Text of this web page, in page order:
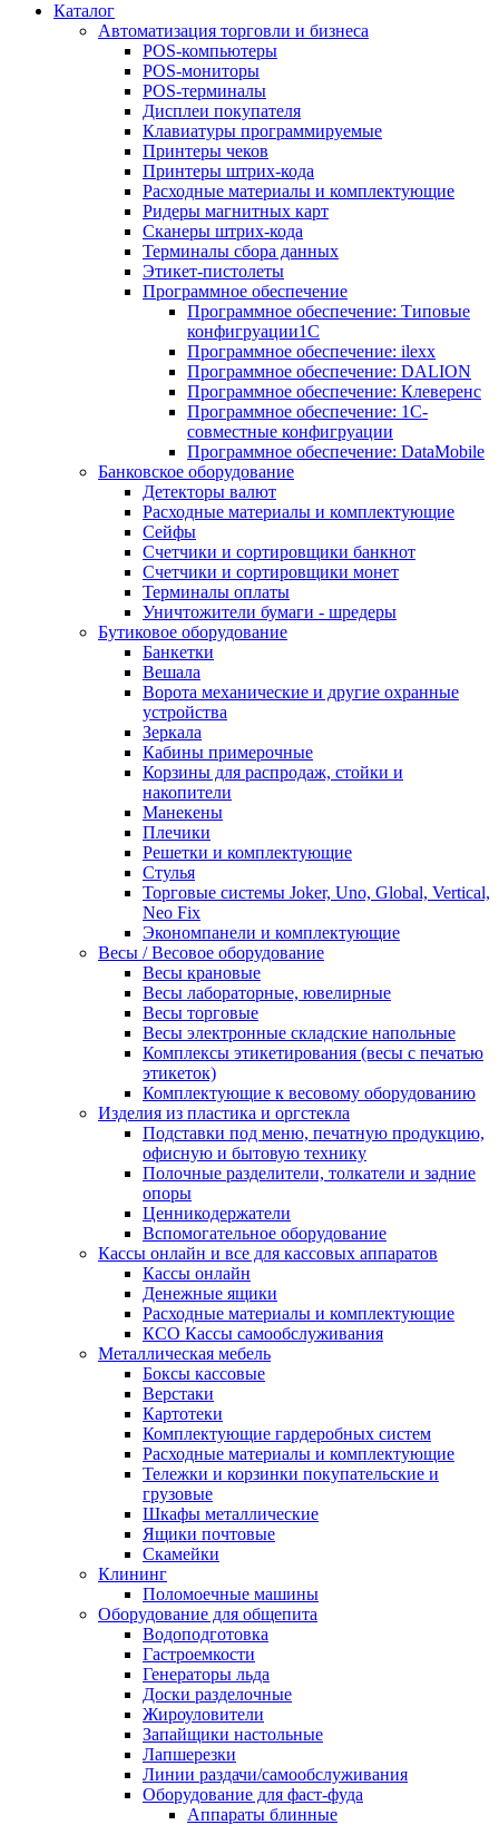
Каталог
Автоматизация торговли и бизнеса
POS-компьютеры
POS-мониторы
POS-терминалы
Дисплеи покупателя
Клавиатуры программируемые
Принтеры чеков
Принтеры штрих-кода
Расходные материалы и комплектующие
Ридеры магнитных карт
Сканеры штрих-кода
Терминалы сбора данных
Этикет-пистолеты
Программное обеспечение
Программное обеспечение: Типовые
конфигруации1С
Программное обеспечение: ilexx
Программное обеспечение: DALION
Программное обеспечение: Клеверенс
Программное обеспечение: 1С-
совместные конфигруации
Программное обеспечение: DataMobile
Банковское оборудование
Детекторы валют
Расходные материалы и комплектующие
Сейфы
Счетчики и сортировщики банкнот
Счетчики и сортировщики монет
Терминалы оплаты
Уничтожители бумаги - шредеры
Бутиковое оборудование
Банкетки
Вешала
Ворота механические и другие охранные
устройства
Зеркала
Кабины примерочные
Корзины для распродаж, стойки и
накопители
Манекены
Плечики
Решетки и комплектующие
Стулья
Торговые системы Joker, Uno, Global, Vertical,
Neo Fix
Экономпанели и комплектующие
Весы / Весовое оборудование
Весы крановые
Весы лабораторные, ювелирные
Весы торговые
Весы электронные складские напольные
Комплексы этикетирования (весы с печатью
этикеток)
Комплектующие к весовому оборудованию
Изделия из пластика и оргстекла
Подставки под меню, печатную продукцию,
офисную и бытовую технику
Полочные разделители, толкатели и задние
опоры
Ценникодержатели
Вспомогательное оборудование
Кассы онлайн и все для кассовых аппаратов
Кассы онлайн
Денежные ящики
Расходные материалы и комплектующие
КСО Кассы самообслуживания
Металлическая мебель
Боксы кассовые
Верстаки
Картотеки
Комплектующие гардеробных систем
Расходные материалы и комплектующие
Тележки и корзинки покупательские и
грузовые
Шкафы металлические
Ящики почтовые
Скамейки
Клининг
Поломоечные машины
Оборудование для общепита
Водоподготовка
Гастроемкости
Генераторы льда
Доски разделочные
Жироуловители
Запайщики настольные
Лапшерезки
Линии раздачи/самообслуживания
Оборудование для фаст-фуда
Аппараты блинные